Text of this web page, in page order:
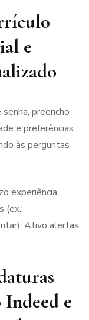
e
preencho
e preferências
às perguntas
experiência,
(ex.:
Ativo alertas
e